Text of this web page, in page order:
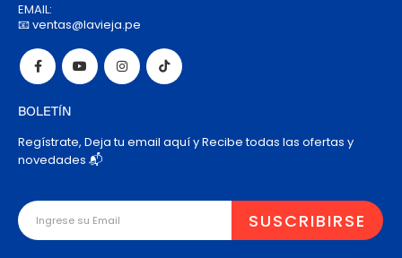
EMAIL:
📧 ventas@lavieja.pe
BOLETÍN
Regístrate, Deja tu email aquí y Recibe todas las ofertas y
novedades 📬